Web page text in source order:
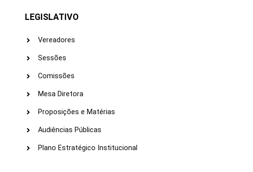
LEGISLATIVO
Vereadores
Sessões
Comissões
Mesa Diretora
Proposições e Matérias
Audiências Públicas
Plano Estratégico Institucional